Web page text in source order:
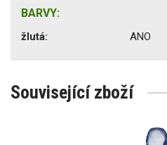
BARVY:
žlutá: ANO
Související zboží